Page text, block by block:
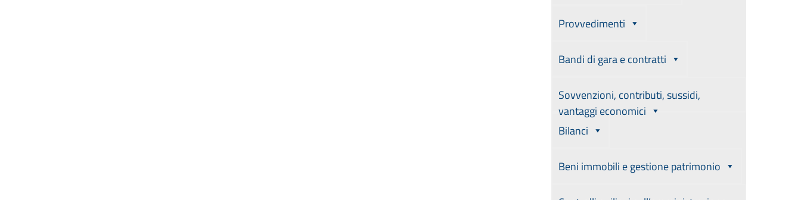
Provvedimenti
Bandi di gara e contratti
Sovvenzioni, contributi, sussidi,
vantaggi economici
Bilanci
Beni immobili e gestione patrimonio